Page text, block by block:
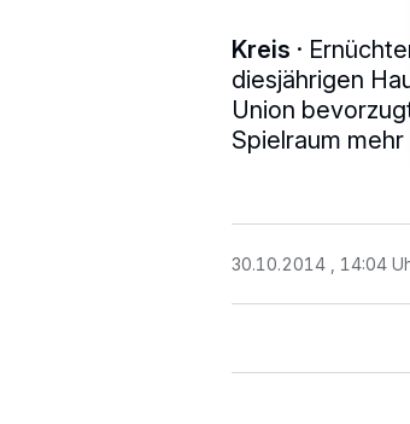
Kreis ·
diesjährigen
Union
Spielraum mehr
30.10.2014 , 14:04